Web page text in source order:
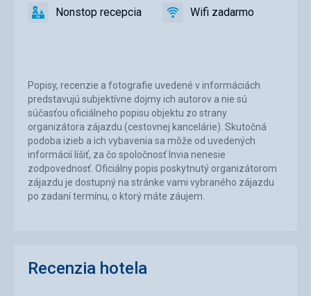
Popisy, recenzie a fotografie uvedené v informáciách
predstavujú subjektívne dojmy ich autorov a nie sú
súčasťou oficiálneho popisu objektu zo strany
organizátora zájazdu (cestovnej kancelárie). Skutočná
podoba izieb a ich vybavenia sa môže od uvedených
informácií líšiť, za čo spoločnosť Invia nenesie
zodpovednosť. Oficiálny popis poskytnutý organizátorom
zájazdu je dostupný na stránke vami vybraného zájazdu
po zadaní termínu, o ktorý máte záujem.
NonstopNonstop recepcia
áno
Wifi
Wifi zadarmo
áno
Recenzia hotela